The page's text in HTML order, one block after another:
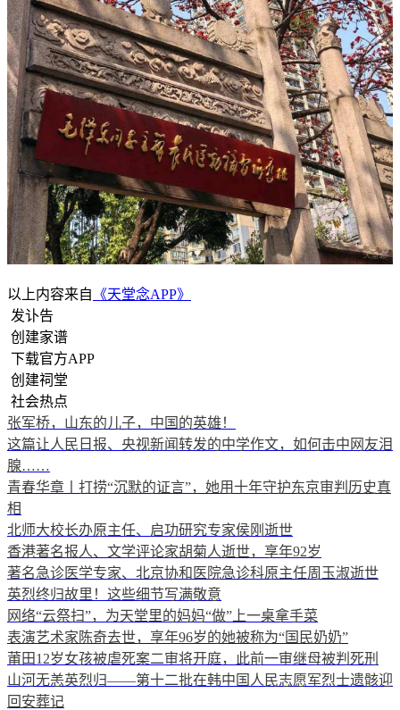
以上内容来自 《天堂念APP》
发讣告
创建家谱
下载官方APP
创建祠堂
社会热点
张军桥，山东的儿子，中国的英雄！
这篇让人民日报、央视新闻转发的中学作文，如何击中网友泪
腺……
青春华章丨打捞“沉默的证言”，她用十年守护东京审判历史真
相
北师大校长办原主任、启功研究专家侯刚逝世
香港著名报人、文学评论家胡菊人逝世，享年92岁
著名急诊医学专家、北京协和医院急诊科原主任周玉淑逝世
英烈终归故里！这些细节写满敬意
网络“云祭扫”，为天堂里的妈妈“做”上一桌拿手菜
表演艺术家陈奇去世，享年96岁的她被称为“国民奶奶”
莆田12岁女孩被虐死案二审将开庭，此前一审继母被判死刑
山河无恙英烈归——第十二批在韩中国人民志愿军烈士遗骸迎
回安葬记